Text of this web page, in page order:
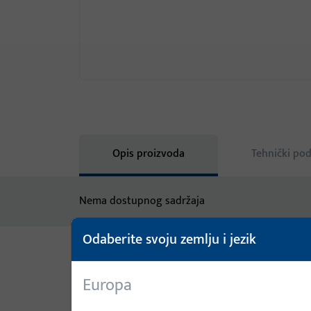
Opis proizvoda
Tehnički
Nema dostupnog sadržaja
Za ovaj proizvod dostupne su sljedeće varijante:
Odaberite svoju zemlju i jezik
Europa